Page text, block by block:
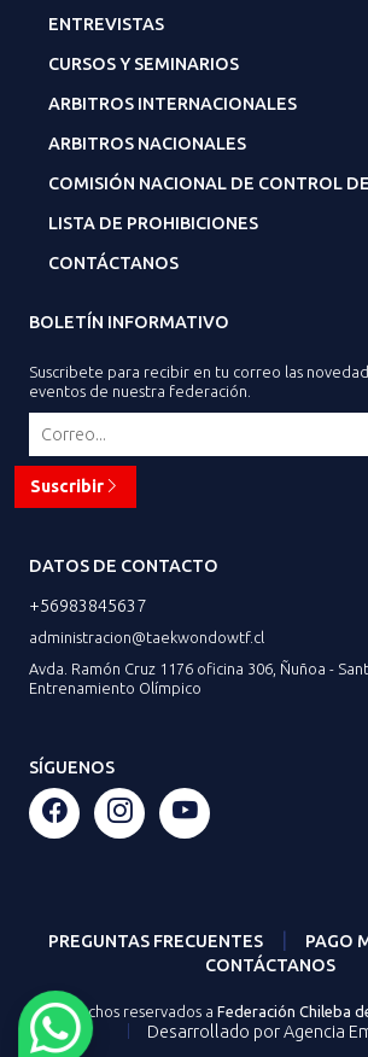
ENTREVISTAS
CURSOS Y SEMINARIOS
ARBITROS INTERNACIONALES
ARBITROS NACIONALES
COMISIÓN NACIONAL DE CONTROL
LISTA DE PROHIBICIONES
CONTÁCTANOS
BOLETÍN INFORMATIVO
Suscribete para recibir en tu correo las
eventos de nuestra federación.
Suscribir
DATOS DE CONTACTO
+56983845637
administracion@taekwondowtf.cl
Avda. Ramón Cruz 1176 oficina 306, Ñuñoa -
Entrenamiento Olímpico
SÍGUENOS
PREGUNTAS FRECUENTES PAGO
CONTÁCTANOS
Derechos reservados a Federación Chileba
Desarrollado por Agencia